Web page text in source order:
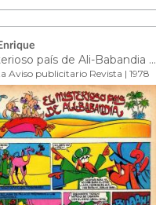
El misterioso país de Ali-Babandia ep. 9
Aviso publicitario Revista | 1978